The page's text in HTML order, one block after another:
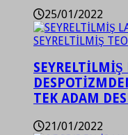
25/01/2022
TEK ADAM
21/01/2022